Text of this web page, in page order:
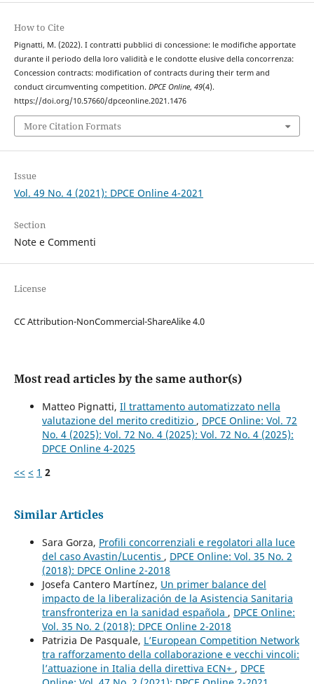
How to Cite
Pignatti, M. (2022). I contratti pubblici di concessione: le modifiche apportate
durante il periodo della loro validità e le condotte elusive della concorrenza:
Concession contracts: modification of contracts during their term and
conduct circumventing competition. DPCE Online, 49(4).
https://doi.org/10.57660/dpceonline.2021.1476
More Citation Formats
Issue
Vol. 49 No. 4 (2021): DPCE Online 4-2021
Section
Note e Commenti
License
CC Attribution-NonCommercial-ShareAlike 4.0
Most read articles by the same author(s)
Matteo Pignatti, Il trattamento automatizzato nella
valutazione del merito creditizio , DPCE Online: Vol. 72
No. 4 (2025): Vol. 72 No. 4 (2025): Vol. 72 No. 4 (2025):
DPCE Online 4-2025
<< < 1 2
Similar Articles
Sara Gorza, Profili concorrenziali e regolatori alla luce
del caso Avastin/Lucentis , DPCE Online: Vol. 35 No. 2
(2018): DPCE Online 2-2018
Josefa Cantero Martínez, Un primer balance del
impacto de la liberalización de la Asistencia Sanitaria
transfronteriza en la sanidad española , DPCE Online:
Vol. 35 No. 2 (2018): DPCE Online 2-2018
Patrizia De Pasquale, L’European Competition Network
tra rafforzamento della collaborazione e vecchi vincoli:
l’attuazione in Italia della direttiva ECN+ , DPCE